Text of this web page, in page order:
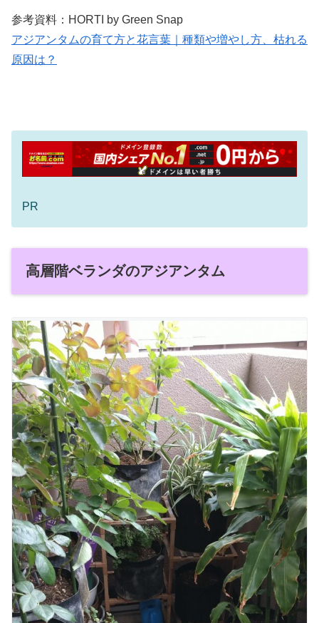
参考資料：HORTI by Green Snap
アジアンタムの育て方と花言葉｜種類や増やし方、枯れる
原因は？
PR
高層階ベランダのアジアンタム